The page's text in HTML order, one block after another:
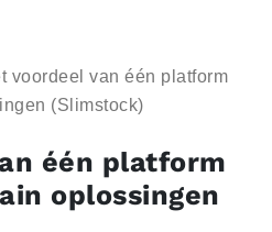
voordeel van één platform
(Slimstock)
één platform
oplossingen